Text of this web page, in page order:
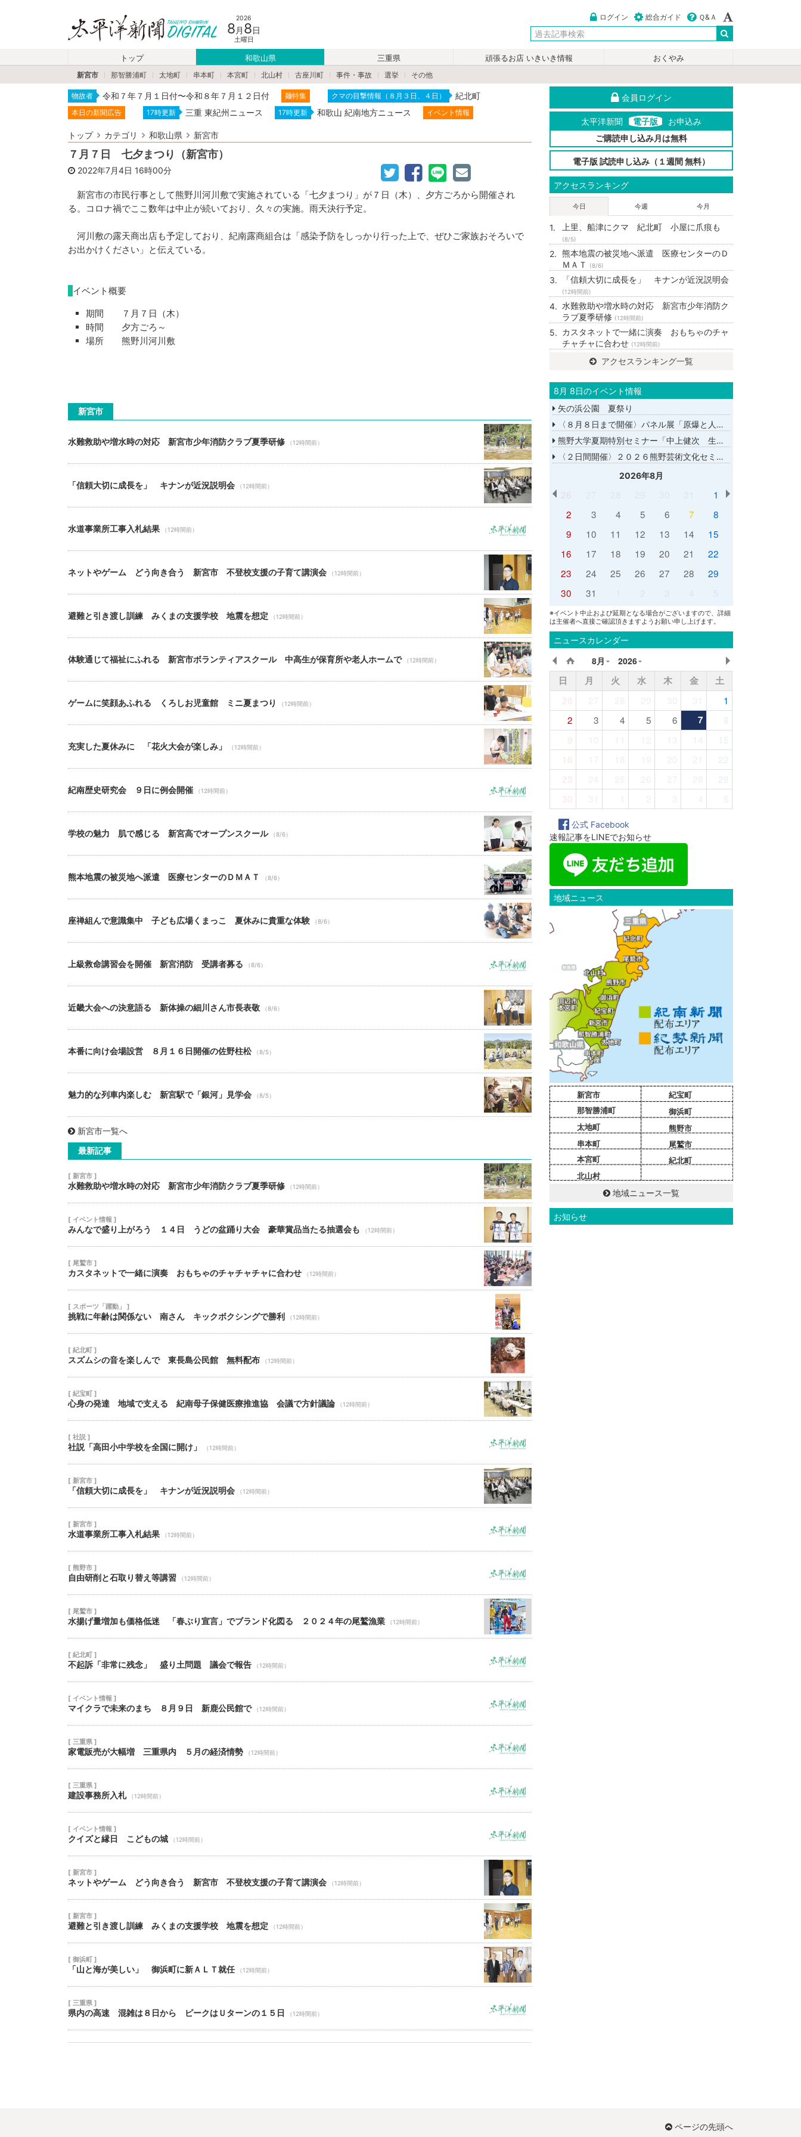
2026
8 月 8日
土曜日
ログイン 総合ガイド Ｑ&Ａ
トップ 和歌山県 三重県 頑張るお店 いきいき情報
おくやみ
新宮市
那智勝浦町 太地町 串本町 本宮町 北山村 古座川町 事件・事故 選挙 その他
物故者 令和７年７月１日付〜令和８年７月１２日付 麺特集 クマの目撃情報（８月３日、４日） 紀北町
本日の新聞広告 17時更新 三重 東紀州ニュース 17時更新 和歌山 紀南地方ニュース イベント情報
トップ カテゴリ 和歌山県 新宮市
７月７日 七夕まつり（新宮市）
2022年7月4日 16時00分
新宮市の市民行事として熊野川河川敷で実施されている「七夕まつり」が７日（木）、夕方ごろから開催され
る。コロナ禍でここ数年は中止が続いており、久々の実施。雨天決行予定。
河川敷の露天商出店も予定しており、紀南露商組合は「感染予防をしっかり行った上で、ぜひご家族おそろいで
お出かけください」と伝えている。
イベント概要
期間 ７月７日（木）
時間 夕方ごろ～
場所 熊野川河川敷
新宮市
水難救助や増水時の対応 新宮市少年消防クラブ夏季研修 （12時間前）
「信頼大切に成長を」 キナンが近況説明会 （12時間前）
水道事業所工事入札結果 （12時間前）
ネットやゲーム どう向き合う 新宮市 不登校支援の子育て講演会 （12時間前）
避難と引き渡し訓練 みくまの支援学校 地震を想定 （12時間前）
体験通じて福祉にふれる 新宮市ボランティアスクール 中高生が保育所や老人ホームで （12時間前）
ゲームに笑顔あふれる くろしお児童館 ミニ夏まつり （12時間前）
充実した夏休みに 「花火大会が楽しみ」 （12時間前）
紀南歴史研究会 ９日に例会開催 （12時間前）
学校の魅力 肌で感じる 新宮高でオープンスクール （8/6）
熊本地震の被災地へ派遣 医療センターのＤＭＡＴ （8/6）
座禅組んで意識集中 子ども広場くまっこ 夏休みに貴重な体験 （8/6）
上級救命講習会を開催 新宮消防 受講者募る （8/6）
近畿大会への決意語る 新体操の細川さん市長表敬 （8/6）
本番に向け会場設営 ８月１６日開催の佐野柱松 （8/5）
魅力的な列車内楽しむ 新宮駅で「銀河」見学会 （8/5）
新宮市一覧へ
最新記事
[ 新宮市 ]
水難救助や増水時の対応 新宮市少年消防クラブ夏季研修 （12時間前）
[ イベント情報 ]
みんなで盛り上がろう １４日 うどの盆踊り大会 豪華賞品当たる抽選会も （12時間前）
[ 尾鷲市 ]
カスタネットで一緒に演奏 おもちゃのチャチャチャに合わせ （12時間前）
[ スポーツ「躍動」 ]
挑戦に年齢は関係ない 南さん キックボクシングで勝利 （12時間前）
[ 紀北町 ]
スズムシの音を楽しんで 東長島公民館 無料配布 （12時間前）
[ 紀宝町 ]
心身の発達 地域で支える 紀南母子保健医療推進協 会議で方針議論 （12時間前）
[ 社説 ]
社説「高田小中学校を全国に開け」 （12時間前）
[ 新宮市 ]
「信頼大切に成長を」 キナンが近況説明会 （12時間前）
[ 新宮市 ]
水道事業所工事入札結果 （12時間前）
[ 熊野市 ]
自由研削と石取り替え等講習 （12時間前）
[ 尾鷲市 ]
水揚げ量増加も価格低迷 「春ぶり宣言」でブランド化図る ２０２４年の尾鷲漁業 （12時間前）
[ 紀北町 ]
不起訴「非常に残念」 盛り土問題 議会で報告 （12時間前）
[ イベント情報 ]
マイクラで未来のまち ８月９日 新鹿公民館で （12時間前）
[ 三重県 ]
家電販売が大幅増 三重県内 ５月の経済情勢 （12時間前）
[ 三重県 ]
建設事務所入札 （12時間前）
[ イベント情報 ]
クイズと縁日 こどもの城 （12時間前）
[ 新宮市 ]
ネットやゲーム どう向き合う 新宮市 不登校支援の子育て講演会 （12時間前）
[ 新宮市 ]
避難と引き渡し訓練 みくまの支援学校 地震を想定 （12時間前）
[ 御浜町 ]
「山と海が美しい」 御浜町に新ＡＬＴ就任 （12時間前）
[ 三重県 ]
県内の高速 混雑は８日から ピークはＵターンの１５日 （12時間前）
会員ログイン
太平洋新聞 電子版
お申込み
ご購読申し込み月は無料
電子版 試読申し込み（１週間 無料）
アクセスランキング
今日 今週 今月
上里、船津にクマ 紀北町 小屋に爪痕も
(8/5)
熊本地震の被災地へ派遣 医療センターのＤ
ＭＡＴ
(8/6)
「信頼大切に成長を」 キナンが近況説明会
(12時間前)
水難救助や増水時の対応 新宮市少年消防ク
ラブ夏季研修 (12時間前)
カスタネットで一緒に演奏 おもちゃのチャ
チャチャに合わせ (12時間前)
アクセスランキング一覧
8月 8日のイベント情報
矢の浜公園 夏祭り
〈８月８日まで開催〉パネル展「原爆と人間展」
熊野大学夏期特別セミナー「中上健次 生誕８０年－時代へのまなざし－」
〈２日間開催〉２０２６熊野芸術文化セミナー
2026年8月
26
1
2
3 4 5 6 7
8
9
10 11 12 13 14
15
16
17 18 19 20 21
22
23
24 25 26 27 28
29
30
31 5
※イベント中止および延期となる場合がございますので、詳細
は主催者へ直接ご確認頂きますようお願い申し上げます。
ニュースカレンダー
8月 2026
日 月 火 水 木 金
土
26
1
2
3 4 5 6 7
8
9
15
16
22
23
29
30
5
公式 Facebook
速報記事をLINEでお知らせ
地域ニュース
新宮市
那智勝浦町
太地町
串本町
本宮町
北山村
紀宝町
御浜町
熊野市
尾鷲市
紀北町
地域ニュース一覧
お知らせ
ページの先頭へ